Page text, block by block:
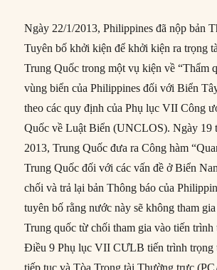
Ngày 22/1/2013, Philippines đã nộp bản
Tuyên bố khởi kiện để khởi kiện ra trọng
Trung Quốc trong một vụ kiện về “Thẩm
vùng biển của Philippines đối với Biển
theo các quy định của Phụ lục VII Công
Quốc về Luật Biển (UNCLOS). Ngày 19
2013, Trung Quốc đưa ra Công hàm
Trung Quốc đối với các vấn đề ở Biển
chối và trả lại bản Thông báo của
tuyên bố rằng nước này sẽ không tham
Trung quốc từ chối tham gia vào tiến trình
Điều 9 Phụ lục VII CƯLB tiến trình trọng
tiếp tục và Tòa Trọng tài Thường trực